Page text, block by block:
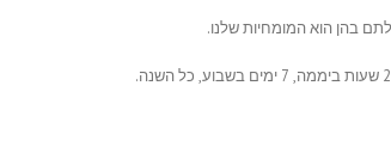
בהן הוא המומחיות שלנו.